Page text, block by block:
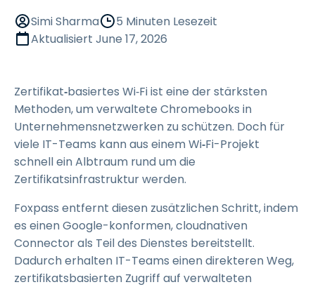
Simi Sharma
5 Minuten Lesezeit
Aktualisiert June 17, 2026
Zertifikat‑basiertes Wi‑Fi ist eine der stärksten
Methoden, um verwaltete Chromebooks in
Unternehmensnetzwerken zu schützen. Doch für
viele IT-Teams kann aus einem Wi‑Fi-Projekt
schnell ein Albtraum rund um die
Zertifikatsinfrastruktur werden.
Foxpass entfernt diesen zusätzlichen Schritt, indem
es einen Google-konformen, cloudnativen
Connector als Teil des Dienstes bereitstellt.
Dadurch erhalten IT-Teams einen direkteren Weg,
zertifikatsbasierten Zugriff auf verwalteten